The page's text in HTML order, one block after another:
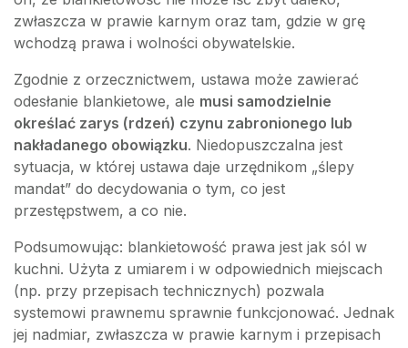
zwłaszcza w prawie karnym oraz tam, gdzie w grę
wchodzą prawa i wolności obywatelskie.
Zgodnie z orzecznictwem, ustawa może zawierać
odesłanie blankietowe, ale musi samodzielnie
określać zarys (rdzeń) czynu zabronionego lub
nakładanego obowiązku. Niedopuszczalna jest
sytuacja, w której ustawa daje urzędnikom „ślepy
mandat” do decydowania o tym, co jest
przestępstwem, a co nie.
Podsumowując: blankietowość prawa jest jak sól w
kuchni. Użyta z umiarem i w odpowiednich miejscach
(np. przy przepisach technicznych) pozwala
systemowi prawnemu sprawnie funkcjonować. Jednak
jej nadmiar, zwłaszcza w prawie karnym i przepisach